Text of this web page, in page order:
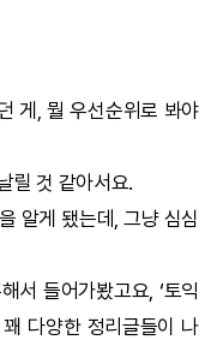
게, 뭘 우선순위로 봐야
릴 것 같아서요.
알게 됐는데, 그냥 심심
서 들어가봤고요, ‘토익
다양한 정리글들이 나